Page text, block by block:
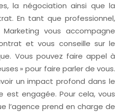
la négociation ainsi que la
En tant que professionnel,
Marketing vous accompagne
et vous conseille sur le
Vous pouvez faire appel à
» pour faire parler de vous.
un impact profond dans le
est engagée. Pour cela, vous
l’agence prend en charge de